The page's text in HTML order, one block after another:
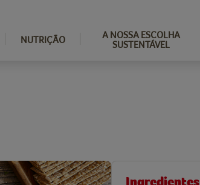
NUTRIÇÃO
A NOSSA ESCOLHA
SUSTENTÁVEL